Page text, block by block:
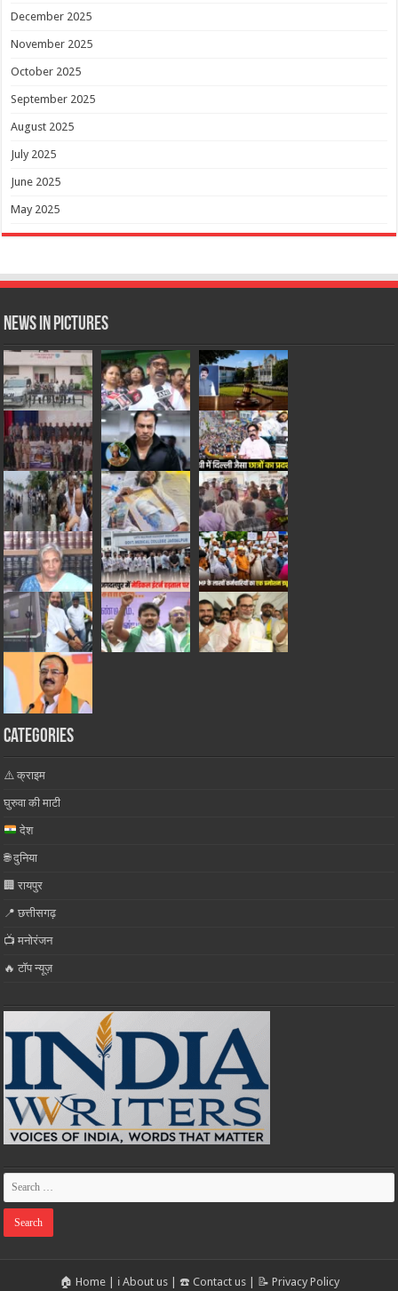
December 2025
November 2025
October 2025
September 2025
August 2025
July 2025
June 2025
May 2025
News in Pictures
Categories
⚠️ क्राइम
घुरुवा की माटी
देश
🌐 दुनिया
🏢 रायपुर
📍 छत्तीसगढ़
📺 मनोरंजन
🔥 टॉप न्यूज़
🏠 Home| ℹ️ About us| ☎️ Contact us| 📝 Privacy Policy